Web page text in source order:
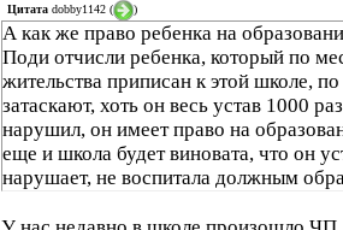
Цитата dobby1142 ( )
А как же право ребенка на
Поди отчисли ребенка, который по
жительства приписан к этой школе,
затаскают, хоть он весь устав 1000 раз
нарушил, он имеет право на
еще и школа будет виновата, что он
нарушает, не воспитала должным